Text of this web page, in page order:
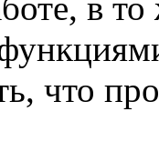
в
что